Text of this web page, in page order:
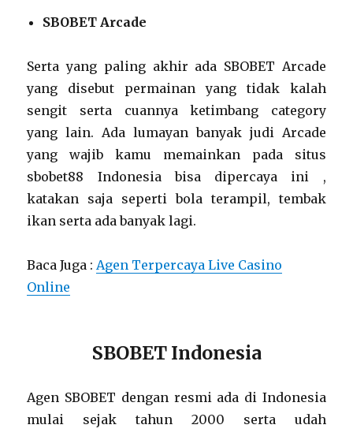
SBOBET Arcade
Serta yang paling akhir ada SBOBET Arcade
yang disebut permainan yang tidak kalah
sengit serta cuannya ketimbang category
yang lain. Ada lumayan banyak judi Arcade
yang wajib kamu memainkan pada situs
sbobet88 Indonesia bisa dipercaya ini ,
katakan saja seperti bola terampil, tembak
ikan serta ada banyak lagi.
Baca Juga :Agen Terpercaya Live Casino
Online
SBOBET Indonesia
Agen SBOBET dengan resmi ada di Indonesia
mulai sejak tahun 2000 serta udah